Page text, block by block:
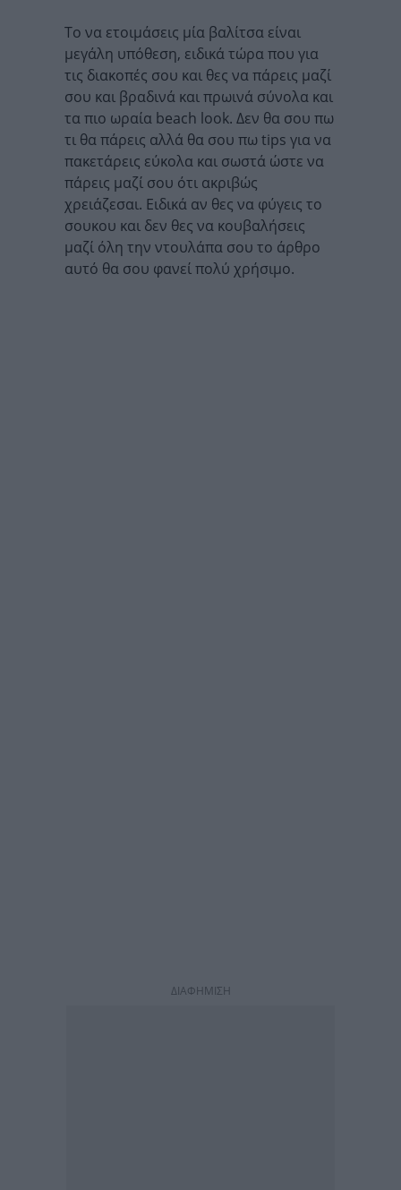
Το να ετοιμάσεις μία βαλίτσα είναι
μεγάλη υπόθεση, ειδικά τώρα που για
τις διακοπές σου και θες να πάρεις μαζί
σου και βραδινά και πρωινά σύνολα και
τα πιο ωραία beach look. Δεν θα σου πω
τι θα πάρεις αλλά θα σου πω tips για να
πακετάρεις εύκολα και σωστά ώστε να
πάρεις μαζί σου ότι ακριβώς
χρειάζεσαι. Ειδικά αν θες να φύγεις το
σουκου και δεν θες να κουβαλήσεις
μαζί όλη την ντουλάπα σου το άρθρο
αυτό θα σου φανεί πολύ χρήσιμο.
ΔΙΑΦΗΜΙΣΗ